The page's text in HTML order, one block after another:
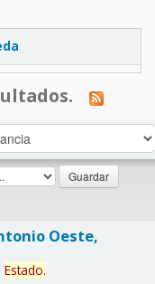
Oeste,
Estado.